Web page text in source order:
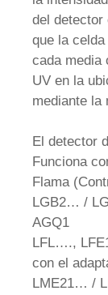
del detector
que la
cada media
UV en la
mediante la
El detector
Funciona
Flama
LGB2… /
AGQ1
LFL….,
con el
LME21… /